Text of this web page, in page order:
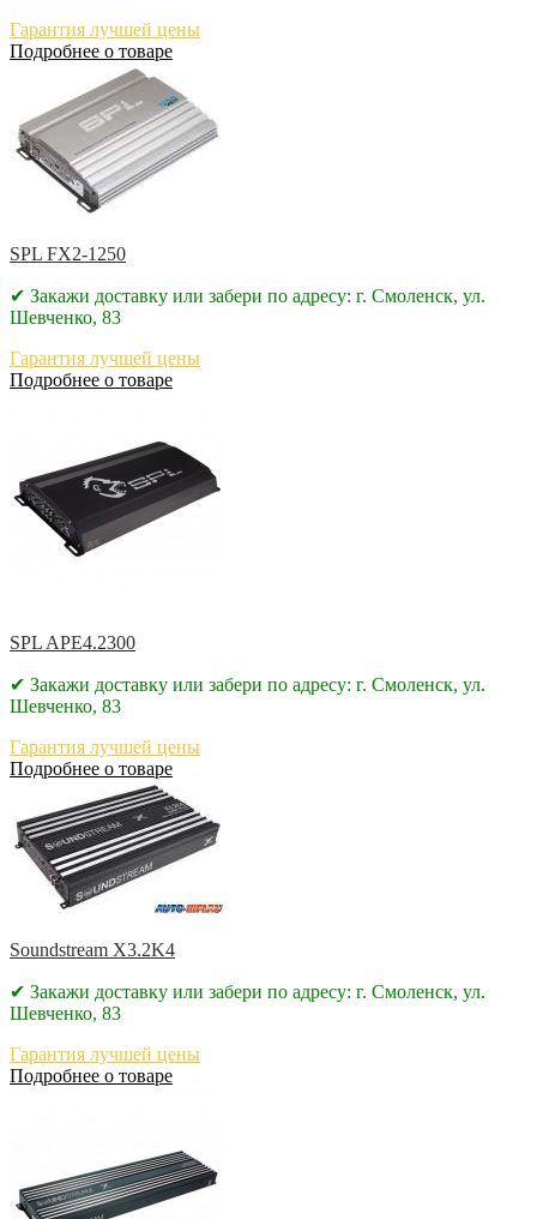
Гарантия лучшей цены
Подробнее о товаре
SPL FX2-1250
✔ Закажи доставку или забери по адресу: г. Смоленск, ул.
Шевченко, 83
Гарантия лучшей цены
Подробнее о товаре
SPL APE4.2300
✔ Закажи доставку или забери по адресу: г. Смоленск, ул.
Шевченко, 83
Гарантия лучшей цены
Подробнее о товаре
Soundstream X3.2K4
✔ Закажи доставку или забери по адресу: г. Смоленск, ул.
Шевченко, 83
Гарантия лучшей цены
Подробнее о товаре